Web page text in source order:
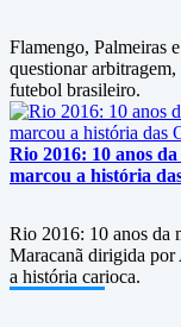
Flamengo, Palmeiras
questionar
futebol brasileiro.
Rio 2016: 10 anos
marcou a história
Rio 2016: 10 anos da
Maracanã dirigida
a história carioca.